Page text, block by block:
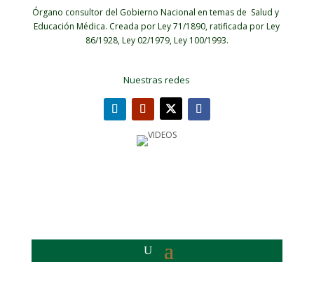
Órgano consultor del Gobierno Nacional en temas de Salud y
Educación Médica. Creada por Ley 71/1890, ratificada por Ley
86/1928, Ley 02/1979, Ley 100/1993.
Nuestras redes